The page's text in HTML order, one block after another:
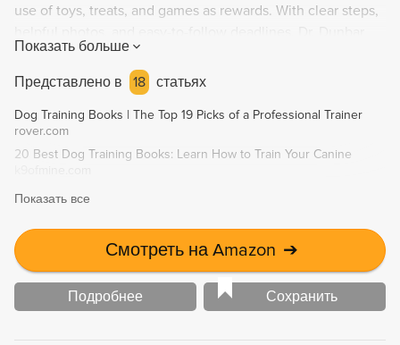
use of toys, treats, and games as rewards. With clear steps,
presents a playful and humorous plan for raising an
excellent puppy. The guide includes a combined version of
his two popular puppy-training manuals in one value-priced
hardcover edition. This comprehensive book is perfect for
all dog trainers, especially those interested in training
puppies.
Показать больше
Представлено в
18 статьях
Dog Training Books | The Top 19 Picks of a Professional Trainer
rover.com
20 Best Dog Training Books: Learn How to Train Your Canine
Показать все
Смотреть на Amazon ➔
Подробнее Сохранить